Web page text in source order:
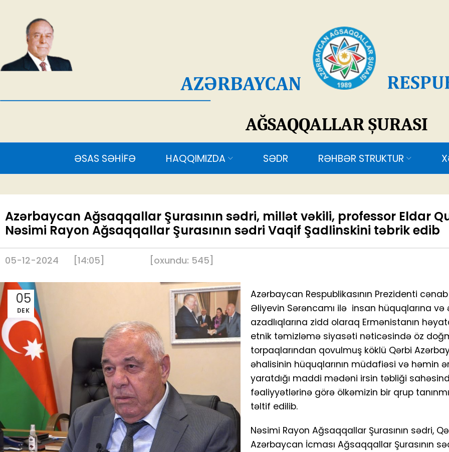
AĞSAQQALLAR ŞURASI
RƏHBƏR STRUKTUR XƏBƏRLƏR
Azərbaycan Ağsaqqallar Şurasının sədri, millət vəkili, professor Eldar
Nəsimi Rayon Ağsaqqallar Şurasının sədri Vaqif Şadlinskini təbrik edib
05-12-2024 [14:05] [oxundu: 545]
05
DEK
Azərbaycan Respublikasının Prezidenti
Əliyevin Sərəncamı ilə insan hüquqlarına və
azadlıqlarına zidd olaraq Ermənistanın
etnik təmizləmə siyasəti nəticəsində öz
torpaqlarından qovulmuş köklü Qərbi
əhalisinin hüquqlarının müdafiəsi və həmin
yaratdığı maddi mədəni irsin təbliği
fəaliyyətlərinə görə ölkəmizin bir qrup
təltif edilib.
Nəsimi Rayon Ağsaqqallar Şurasının sədri,
Azərbaycan İcması Ağsaqqallar Şurasının